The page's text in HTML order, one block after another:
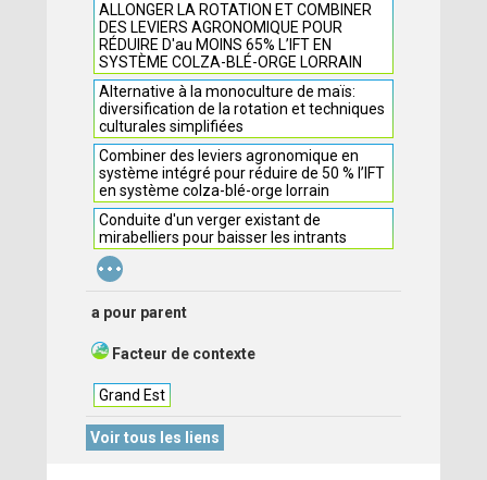
ALLONGER LA ROTATION ET COMBINER
DES LEVIERS AGRONOMIQUE POUR
RÉDUIRE D'au MOINS 65% L’IFT EN
SYSTÈME COLZA-BLÉ-ORGE LORRAIN
Alternative à la monoculture de maïs:
diversification de la rotation et techniques
culturales simplifiées
Combiner des leviers agronomique en
système intégré pour réduire de 50 % l’IFT
en système colza-blé-orge lorrain
Conduite d'un verger existant de
mirabelliers pour baisser les intrants
...
a pour parent
Facteur de contexte
Grand Est
Voir tous les liens